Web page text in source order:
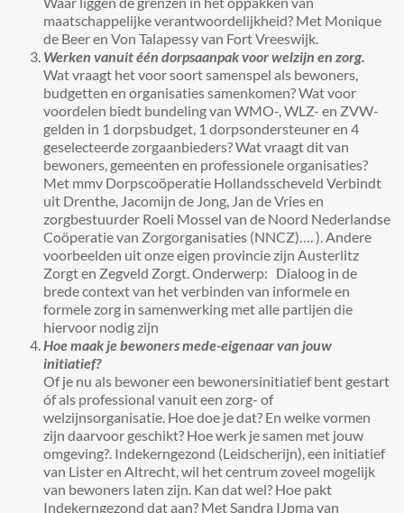
maatschappelijke verantwoordelijkheid? Met Monique
de Beer en Von Talapessy van Fort Vreeswijk.
Werken vanuit één dorpsaanpak voor welzijn en zorg.
Wat vraagt het voor soort samenspel als bewoners,
budgetten en organisaties samenkomen? Wat voor
voordelen biedt bundeling van WMO-, WLZ- en ZVW-
gelden in 1 dorpsbudget, 1 dorpsondersteuner en 4
geselecteerde zorgaanbieders? Wat vraagt dit van
bewoners, gemeenten en professionele organisaties?
Met mmv Dorpscoöperatie Hollandsscheveld Verbindt
uit Drenthe, Jacomijn de Jong, Jan de Vries en
zorgbestuurder Roeli Mossel van de Noord Nederlandse
Coöperatie van Zorgorganisaties (NNCZ)…. ). Andere
voorbeelden uit onze eigen provincie zijn Austerlitz
Zorgt en Zegveld Zorgt. Onderwerp: Dialoog in de
brede context van het verbinden van informele en
formele zorg in samenwerking met alle partijen die
hiervoor nodig zijn
Hoe maak je bewoners mede-eigenaar van jouw
initiatief?
Of je nu als bewoner een bewonersinitiatief bent gestart
óf als professional vanuit een zorg- of
welzijnsorganisatie. Hoe doe je dat? En welke vormen
zijn daarvoor geschikt? Hoe werk je samen met jouw
omgeving?. Indekerngezond (Leidscherijn), een initiatief
van Lister en Altrecht, wil het centrum zoveel mogelijk
van bewoners laten zijn. Kan dat wel? Hoe pakt
Indekerngezond dat aan? Met Sandra IJpma van